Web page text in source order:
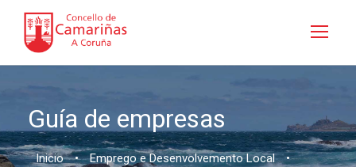
Guía de empresas
Inicio • Emprego e Desenvolvemento Local •